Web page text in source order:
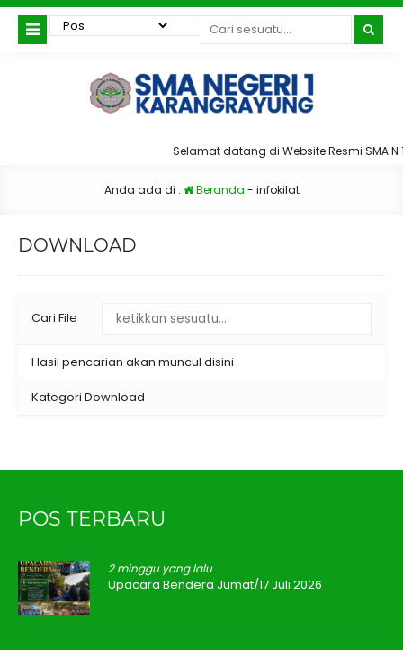
Selamat datang di Website Resmi SMA
Anda ada di : Beranda - infokilat
DOWNLOAD
Cari File
Hasil pencarian akan muncul disini
Kategori Download
POS TERBARU
2 minggu yang lalu
Upacara Bendera Jumat/17 Juli 2026